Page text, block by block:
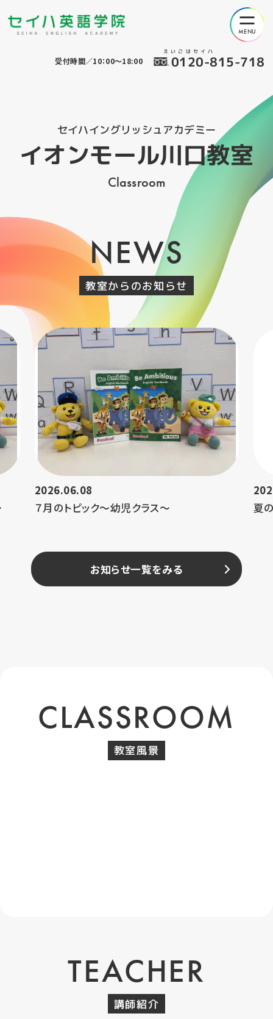
えいごはセイハ
0120-815-718
受付時間／10：00～18:00
セイハイングリッシュアカデミー
イオンモール川口教室
Classroom
NEWS
教室からのお知らせ
2026.06.08
７月のトピック～幼児クラス～
夏
お知らせ一覧をみる
CLASSROOM
教室風景
TEACHER
講師紹介